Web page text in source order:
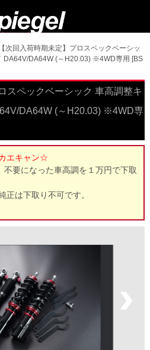
【次回入荷時期未定】プロスペックベーシッ
DA64V/DA64W (～H20.03) ※4WD専用 [BS
スペックベーシック 車高調整キ
DA64W (～H20.03) ※4WD専
エキャン☆
要になった車高調を１万円で下取
は下取り不可です。